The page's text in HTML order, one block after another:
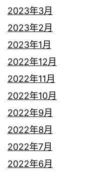
2023年3月
2023年2月
2023年1月
2022年12月
2022年11月
2022年10月
2022年9月
2022年8月
2022年7月
2022年6月